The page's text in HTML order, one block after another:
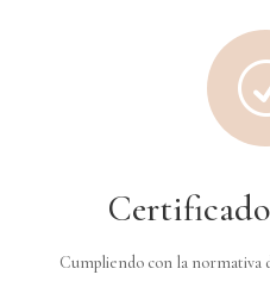
Cumpliendo con la normativa